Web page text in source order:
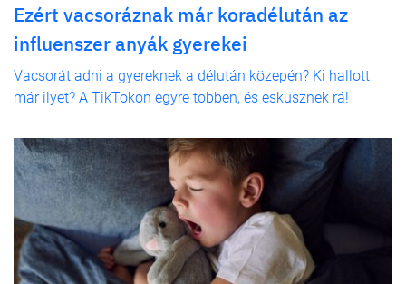
Ezért vacsoráznak már koradélután az
influenszer anyák gyerekei
Vacsorát adni a gyereknek a délután közepén? Ki hallott
már ilyet? A TikTokon egyre többen, és esküsznek rá!